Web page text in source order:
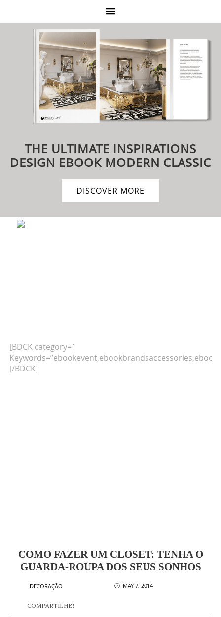
THE ULTIMATE INSPIRATIONS
DESIGN EBOOK MODERN CLASSIC
DISCOVER MORE
[BDCK category=1
[/BDCK]
COMO FAZER UM CLOSET: TENHA O
GUARDA-ROUPA DOS SEUS SONHOS
DECORAÇÃO 🕐 MAY 7, 2014
COMPARTILHE!